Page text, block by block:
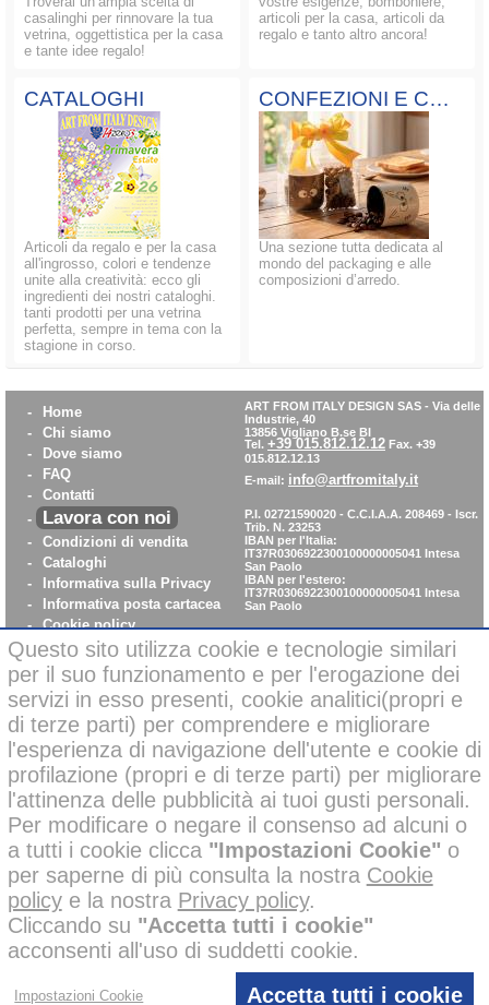
casalinghi per rinnovare la tua
vetrina, oggettistica per la casa
e tante idee regalo!
articoli per la casa, articoli da
regalo e tanto altro ancora!
CATALOGHI
Articoli da regalo e per la casa
all'ingrosso, colori e tendenze
unite alla creatività: ecco gli
ingredienti dei nostri cataloghi.
tanti prodotti per una vetrina
perfetta, sempre in tema con la
stagione in corso.
CONFEZIONI E COMPOSIZIONI
Una sezione tutta dedicata al
mondo del packaging e alle
composizioni d’arredo.
-
Home
-
Chi siamo
-
Dove siamo
-
FAQ
-
Contatti
-
Lavora con noi
-
Condizioni di vendita
-
Cataloghi
-
Informativa sulla Privacy
-
Informativa posta cartacea
- Cookie policy
- WhistleBlowing
Parità di Genere
ART FROM ITALY DESIGN SAS - Via delle
Industrie, 40
13856 Vigliano B.se BI
Tel. +39 015.812.12.12 Fax. +39
015.812.12.13
E-mail: info@artfromitaly.it
P.I. 02721590020 - C.C.I.A.A. 208469 - Iscr.
Trib. N. 23253
IBAN per l'Italia:
IT37R0306922300100000005041 Intesa
San Paolo
IBAN per l'estero:
IT37R0306922300100000005041 Intesa
San Paolo
Pagamenti sicuri con carta di credito on-line
Alcune immagini di questo sito possono essere state corrette negli
sfondi o migliorate nelle ambientazioni con l’ausilio di intelligenza
artificiale per finalità creative e illustrative.
Tutti i nostri prodotti presenti nelle foto invece, sono reali e non sono
stati modificati o alterati; inoltre i prodotti a marchio
stati ideati e disegnatiesclusivamentedalle mani dei nostri
D’altronde lo dice anche la nostra policy aziendale, che vieta
Questo sito utilizza cookie e tecnologie similari
per il suo funzionamento e per l'erogazione dei
servizi in esso presenti, cookie analitici(propri e
di terze parti) per comprendere e migliorare
l'esperienza di navigazione dell'utente e cookie di
profilazione (propri e di terze parti) per migliorare
l'attinenza delle pubblicità ai tuoi gusti personali.
Per modificare o negare il consenso ad alcuni o
a tutti i cookie clicca "Impostazioni Cookie" o
per saperne di più consulta la nostra Cookie
policye la nostra Privacy policy.
Cliccando su "Accetta tutti i cookie"
acconsenti all'uso di suddetti cookie.